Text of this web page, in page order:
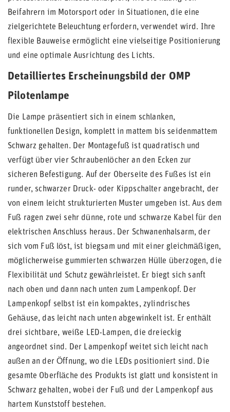
Beifahrern im Motorsport oder in Situationen, die eine
zielgerichtete Beleuchtung erfordern, verwendet wird. Ihre
flexible Bauweise ermöglicht eine vielseitige Positionierung
und eine optimale Ausrichtung des Lichts.
Detailliertes Erscheinungsbild der OMP
Pilotenlampe
Die Lampe präsentiert sich in einem schlanken,
funktionellen Design, komplett in mattem bis seidenmattem
Schwarz gehalten. Der Montagefuß ist quadratisch und
verfügt über vier Schraubenlöcher an den Ecken zur
sicheren Befestigung. Auf der Oberseite des Fußes ist ein
runder, schwarzer Druck- oder Kippschalter angebracht, der
von einem leicht strukturierten Muster umgeben ist. Aus dem
Fuß ragen zwei sehr dünne, rote und schwarze Kabel für den
elektrischen Anschluss heraus. Der Schwanenhalsarm, der
sich vom Fuß löst, ist biegsam und mit einer gleichmäßigen,
möglicherweise gummierten schwarzen Hülle überzogen, die
Flexibilität und Schutz gewährleistet. Er biegt sich sanft
nach oben und dann nach unten zum Lampenkopf. Der
Lampenkopf selbst ist ein kompaktes, zylindrisches
Gehäuse, das leicht nach unten abgewinkelt ist. Er enthält
drei sichtbare, weiße LED-Lampen, die dreieckig
angeordnet sind. Der Lampenkopf weitet sich leicht nach
außen an der Öffnung, wo die LEDs positioniert sind. Die
gesamte Oberfläche des Produkts ist glatt und konsistent in
Schwarz gehalten, wobei der Fuß und der Lampenkopf aus
hartem Kunststoff bestehen.